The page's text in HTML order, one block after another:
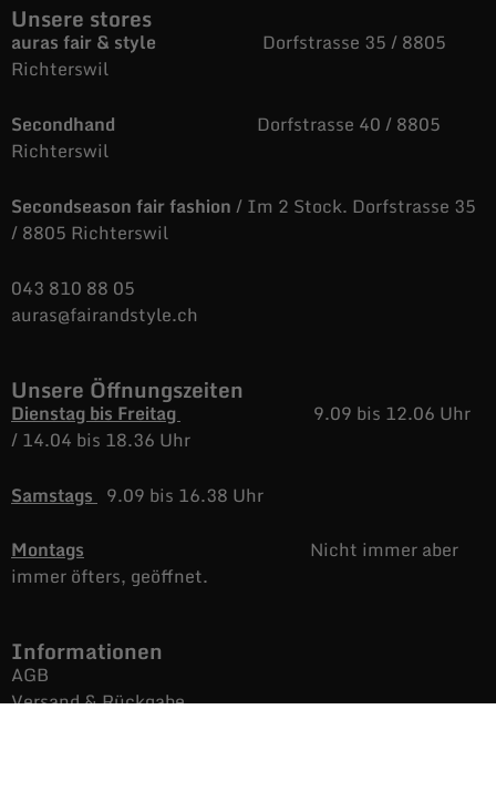
Unsere stores
auras fair & style Dorfstrasse 35 / 8805
Richterswil
Secondhand Dorfstrasse 40 / 8805
Richterswil
Secondseason fair fashion/ Im 2 Stock. Dorfstrasse 35
/ 8805 Richterswil
043 810 88 05
auras@fairandstyle.ch
Unsere Öffnungszeiten
Dienstag bis Freitag
9.09 bis 12.06 Uhr
/14.04 bis 18.36 Uhr
Samstags 9.09 bis 16.38 Uhr
Montags
Nicht immer aber
immer öfters, geöffnet.
Informationen
AGB
Versand & Rückgabe